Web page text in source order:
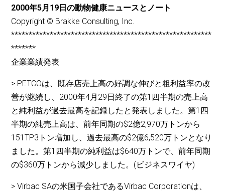
2000年5月19日の動物健康ニュースとノート
Copyright © Brakke Consulting, Inc.
*********************************************************
*******
企業業績発表
> PETCOは、既存店売上高の好調な伸びと粗利益率の改
善が継続し、2000年4月29日終了の第1四半期の売上高
と純利益が過去最高を記録したと発表しました。第1四
半期の純売上高は、前年同期の$2億2,970万トンから
151TP3トン増加し、過去最高の$2億6,520万トンとなり
ました。第1四半期の純利益は$640万トンで、前年同期
の$360万トンから減少しました。(ビジネスワイヤ)
> Virbac SAの米国子会社であるVirbac Corporationは、